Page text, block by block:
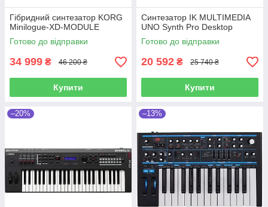
Гібридний синтезатор KORG
Minilogue-XD-MODULE
Готово до відправки
34 999 ₴ 46 200 ₴
Купити
Синтезатор IK MULTIMEDIA
UNO Synth Pro Desktop
Готово до відправки
20 592 ₴ 25 740 ₴
Купити
–20% –13%